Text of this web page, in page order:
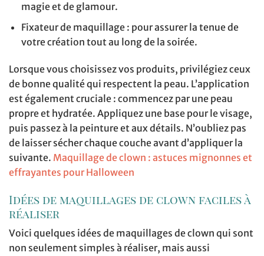
magie et de glamour.
Fixateur de maquillage : pour assurer la tenue de
votre création tout au long de la soirée.
Lorsque vous choisissez vos produits, privilégiez ceux
de bonne qualité qui respectent la peau. L’application
est également cruciale : commencez par une peau
propre et hydratée. Appliquez une base pour le visage,
puis passez à la peinture et aux détails. N’oubliez pas
de laisser sécher chaque couche avant d’appliquer la
suivante. Maquillage de clown : astuces mignonnes et
effrayantes pour Halloween
Idées de maquillages de clown faciles à
réaliser
Voici quelques idées de maquillages de clown qui sont
non seulement simples à réaliser, mais aussi